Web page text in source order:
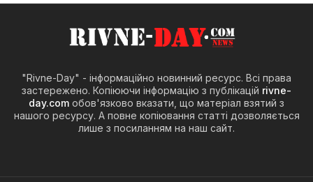
"Rivne-Day" - інформаційно новинний ресурс. Всі права
застережено. Копіюючи інформацію з публікацій rivne-
day.com обов'язково вказати, що матеріал взятий з
нашого ресурсу. А повне копіювання статті дозволяється
лише з посиланням на наш сайт.